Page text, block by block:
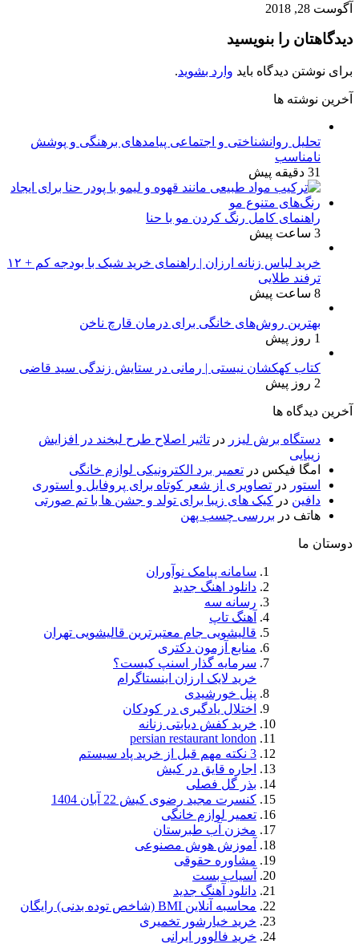
آگوست 28, 2018
دیدگاهتان را بنویسید
برای نوشتن دیدگاه باید وارد بشوید.
آخرین نوشته ها
تحلیل روانشناختی و اجتماعی پیامدهای برهنگی و پوشش
نامناسب
31 دقیقه پیش
راهنمای کامل رنگ کردن مو با حنا
3 ساعت پیش
خرید لباس زنانه ارزان | راهنمای خرید شیک با بودجه کم + ۱۲
ترفند طلایی
8 ساعت پیش
بهترین روش‌های خانگی برای درمان قارچ ناخن
1 روز پیش
کتاب کهکشان نیستی | رمانی در ستایش زندگی سید قاضی
2 روز پیش
آخرین دیدگاه ها
دستگاه برش لیزر در تاثیر اصلاح طرح لبخند در افزایش
زیبایی
امگا فیکس در تعمیر برد الکترونیکی لوازم خانگی
استور در تصاویری از شعر کوتاه برای پروفایل و استوری
دافین در کیک های زیبا برای تولد و جشن ها با تم صورتی
هاتف در بررسی چسب پهن
دوستان ما
سامانه پیامک نوآوران
دانلود اهنگ جدید
رسانه سه
آهنگ تاپ
قالیشویی جام معتبرترین قالیشویی تهران
منابع آزمون دکتری
سرمایه گذار اسنپ کیست؟
خرید لایک ارزان اینستاگرام
پنل خورشیدی
اختلال یادگیری در کودکان
خرید کفش دیابتی زنانه
persian restaurant london
3 نکته مهم قبل از خرید پاد سیستم
اجاره قایق در کیش
بذر گل فصلی
کنسرت مجید رضوی کیش 22 آبان 1404
تعمیر لوازم خانگی
مخزن آب طبرستان
آموزش هوش مصنوعی
مشاوره حقوقی
آسیاب بست
دانلود آهنگ جدید
محاسبه آنلاین BMI (شاخص توده بدنی) رایگان
خرید خیارشور تخمیری
خرید فالوور ایرانی